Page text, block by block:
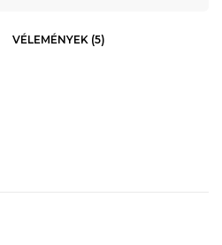
VÉLEMÉNYEK (5)